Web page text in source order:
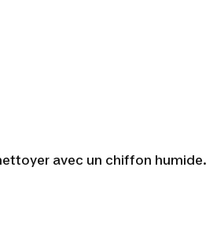
avec un chiffon humide.